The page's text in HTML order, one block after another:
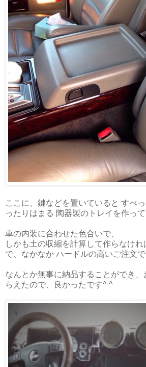
ここに、鍵などを置いていると すべ
ったりはまる 陶器製のトレイを作っ
車の内装に合わせた色合いで、
しかも土の収縮を計算して作らなけ
で、なかなか ハードルの高いご注文
なんとか無事に納品することができ
らえたので、良かったです^ ^